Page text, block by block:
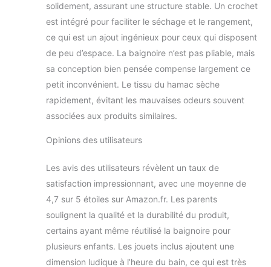
solidement, assurant une structure stable. Un crochet
est intégré pour faciliter le séchage et le rangement,
ce qui est un ajout ingénieux pour ceux qui disposent
de peu d’espace. La baignoire n’est pas pliable, mais
sa conception bien pensée compense largement ce
petit inconvénient. Le tissu du hamac sèche
rapidement, évitant les mauvaises odeurs souvent
associées aux produits similaires.
Opinions des utilisateurs
Les avis des utilisateurs révèlent un taux de
satisfaction impressionnant, avec une moyenne de
4,7 sur 5 étoiles sur Amazon.fr. Les parents
soulignent la qualité et la durabilité du produit,
certains ayant même réutilisé la baignoire pour
plusieurs enfants. Les jouets inclus ajoutent une
dimension ludique à l’heure du bain, ce qui est très